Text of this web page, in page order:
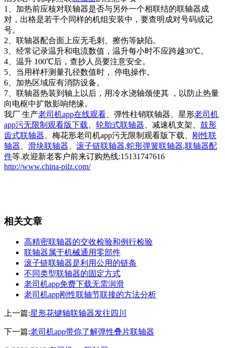
1、加热前应核对联轴器是否与另外一个相联结的联轴器成
对，出格是若干个同样的机组安装中，要查明成对号码或记
号。
2、联轴器配合面上应无毛刺、擦伤等缺陷。
3、经常记录温升和电流数值，温升每小时不应跨越30℃。
4、温升 100℃后，查抄人员要注意安全。
5、当用样杆测量孔径数值时， 停电操作。
6、加热区域应有消防设备。
7、联轴器热装到轴上以后，用冷水浇轴颈使其 ，以防止热量
向电枢中扩散影响绝缘。
我厂 生产老司机app在线观看 、弹性柱销联轴器、星形老司机
app污无限制观看版下载
轮胎式联轴器 、减速机支架、 鼓形
齿式联轴器 、梅花形老司机app污无限制观看版下载、
刚性联
轴器
滑块联轴器 滚子链联轴器,蛇形弹簧联轴器,联轴器配
件等.欢迎新老客户前来订购热线:15131747616
http://www.china-pilz.com/
相关文章
高精密联轴器的交收检验和例行检验
联轴器属于机械通用零部件
滚子链联轴器是利用公用的链条
不同类型联轴器的固定方式
老司机app免费下载无需润滑
老司机app刚性联轴节联接的方法分析
上一篇:星形花键轴联轴器发往四川
下一篇:老司机app带你了解弹性叠片联轴器